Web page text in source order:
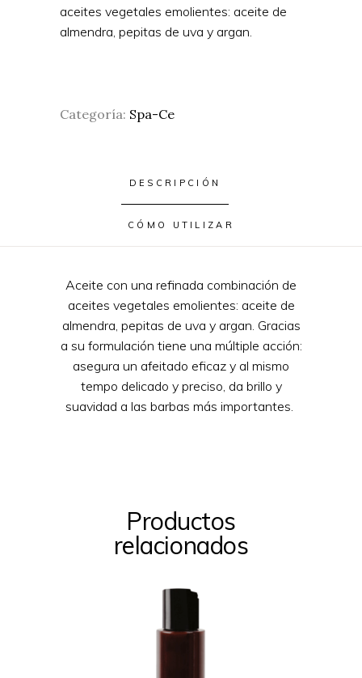
aceites vegetales emolientes: aceite de
almendra, pepitas de uva y argan.
Categoría: Spa-Ce
DESCRIPCIÓN
CÓMO UTILIZAR
Aceite con una refinada combinación de
aceites vegetales emolientes: aceite de
almendra, pepitas de uva y argan. Gracias
a su formulación tiene una múltiple acción:
asegura un afeitado eficaz y al mismo
tempo delicado y preciso, da brillo y
suavidad a las barbas más importantes.
Productos
relacionados